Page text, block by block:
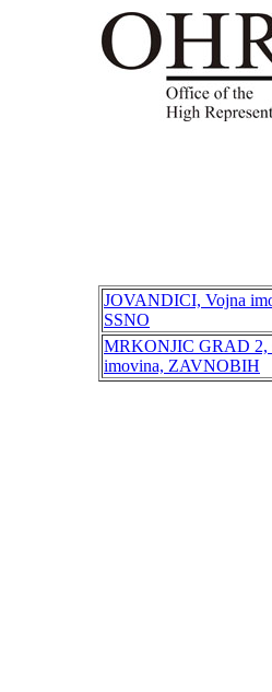
JOVANDICI, Vojna
SSNO
MRKONJIC GRAD 2,
imovina, ZAVNOBIH